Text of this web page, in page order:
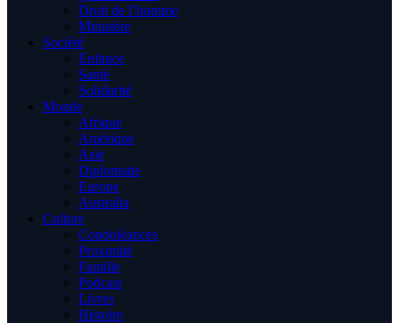
Droit de l’homme
Ministère
Société
Enfance
Santé
Solidarité
Monde
Afrique
Amérique
Asie
Diplomatie
Europe
Australia
Culture
Condoléances
Proximité
Famille
Podcast
Livres
Histoire